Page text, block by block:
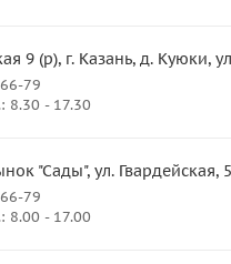
9 (р), г. Казань, д. Куюки,
79
8.30 - 17.30
"Сады", ул. Гвардейская,
79
8.00 - 17.00